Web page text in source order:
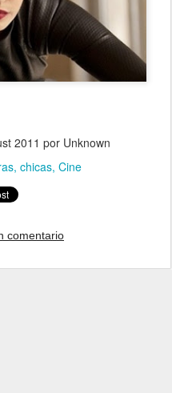
2011 por Unknown
chicas Cine
comentario